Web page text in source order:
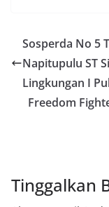
warga
rangka
kepada
Sosperda No 5
Napitupulu ST
Lingkungan I
Freedom
Tinggalkan